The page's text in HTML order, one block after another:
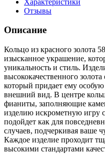
Отзывы
Описание
Кольцо из красного золота
изысканное украшение,
уникальность и стиль.
высококачественного
который придает ему
внешний вид. В центре
фианиты, заполняющие
изделию искрометную игру
подойдет как для
случаев, подчеркивая ваше
Каждое изделие проходит
высокими стандартами